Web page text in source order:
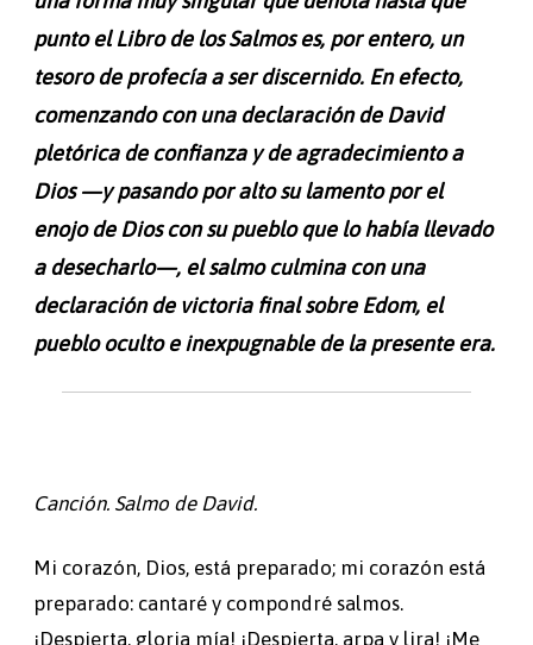
o
p
a
m
punto el Libro de los Salmos es, por entero, un
tesoro de profecía a ser discernido. En efecto,
comenzando con una declaración de David
pletórica de confianza y de agradecimiento a
Dios—y pasando por alto su lamento por el
enojo de Dios con su pueblo que lo había llevado
a desecharlo—, el salmo culmina con una
declaración de victoria final sobre Edom, el
pueblo oculto e inexpugnable de la presente era.
Canción. Salmo de David.
Mi corazón, Dios, está preparado; mi corazón está
preparado: cantaré y compondré salmos.
¡Despierta, gloria mía! ¡Despierta, arpa y lira! ¡Me